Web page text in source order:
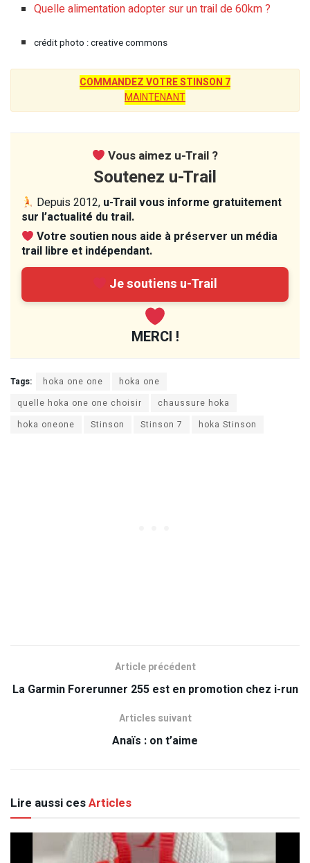
Quelle alimentation adopter sur un trail de 60km ?
crédit photo : creative commons
COMMANDEZ VOTRE STINSON 7
MAINTENANT
Vous aimez u-Trail ?
Soutenez u-Trail
Depuis 2012, u-Trail vous informe gratuitement
sur l’actualité du trail.
Votre soutien nous aide à préserver un média
trail libre et indépendant.
Je soutiens u-Trail
MERCI !
Tags: hoka one one
hoka one
quelle hoka one one choisir
chaussure hoka
hoka oneone
Stinson Stinson 7 hoka Stinson
Article précédent
La Garmin Forerunner 255 est en promotion chez i-run
Articles suivant
Anaïs : on t’aime
Lire aussi cesArticles